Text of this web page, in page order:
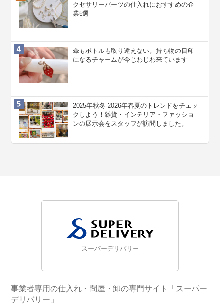
クセサリーパーツの仕入れにおすすめの企
業5選
傘もボトルも取り違えない。持ち物の目印
になるチャームが今じわじわ来ています
2025年秋冬-2026年春夏のトレンドをチェッ
クしよう！雑貨・インテリア・ファッショ
ンの展示会をスタッフが訪問しました。
スーパーデリバリー
事業者専用の仕入れ・問屋・卸の専門サイト「スーパー
デリバリー」